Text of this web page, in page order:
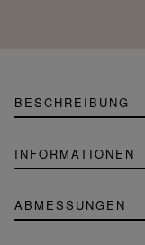
BESCHREIBUNG
INFORMATIONEN
ABMESSUNGEN